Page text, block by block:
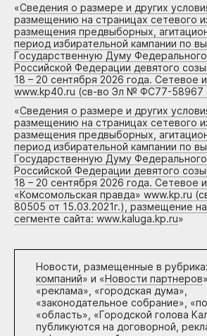
«Сведения о размере и других
размещению на страницах сетевого
размещения предвыборных,
период избирательной кампании по
Государственную Думу
Российской Федерации девятого
18 – 20 сентября 2026 года. Сетевое
www.kp40.ru (св-во Эл № ФС77-58967
«Сведения о размере и других
размещению на страницах сетевого
размещения предвыборных,
период избирательной кампании по
Государственную Думу
Российской Федерации девятого
18 – 20 сентября 2026 года. Сетевое
«Комсомольская правда» www.kp.ru
80505 от 15.03.2021г.), размещение
сегменте сайта: www.kaluga.kp.ru»
Новости, размещенные в
компаний» и «Новости партнеров
«реклама», «городская дума»,
«законодательное собрание»,
«область», «Городской голова
публикуются на договорной,